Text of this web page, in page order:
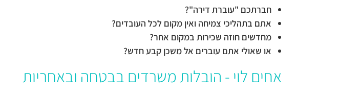
חברתכם "עוברת דירה"?
אתם בתהליכי צמיחה ואין מקום לכל העובדים?
מחדשים חוזה שכירות במקום אחר?
או שאולי אתם עוברים אל משכן קבע חדש?
אחים לוי - הובלות משרדים בבטחה ובאחריות